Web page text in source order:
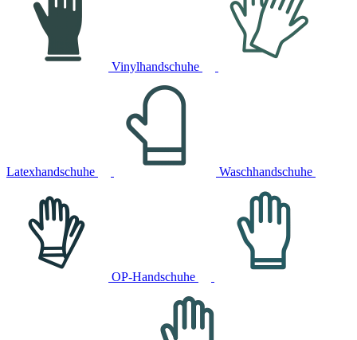
Vinylhandschuhe
Latexhandschuhe Waschhandschuhe
OP-Handschuhe